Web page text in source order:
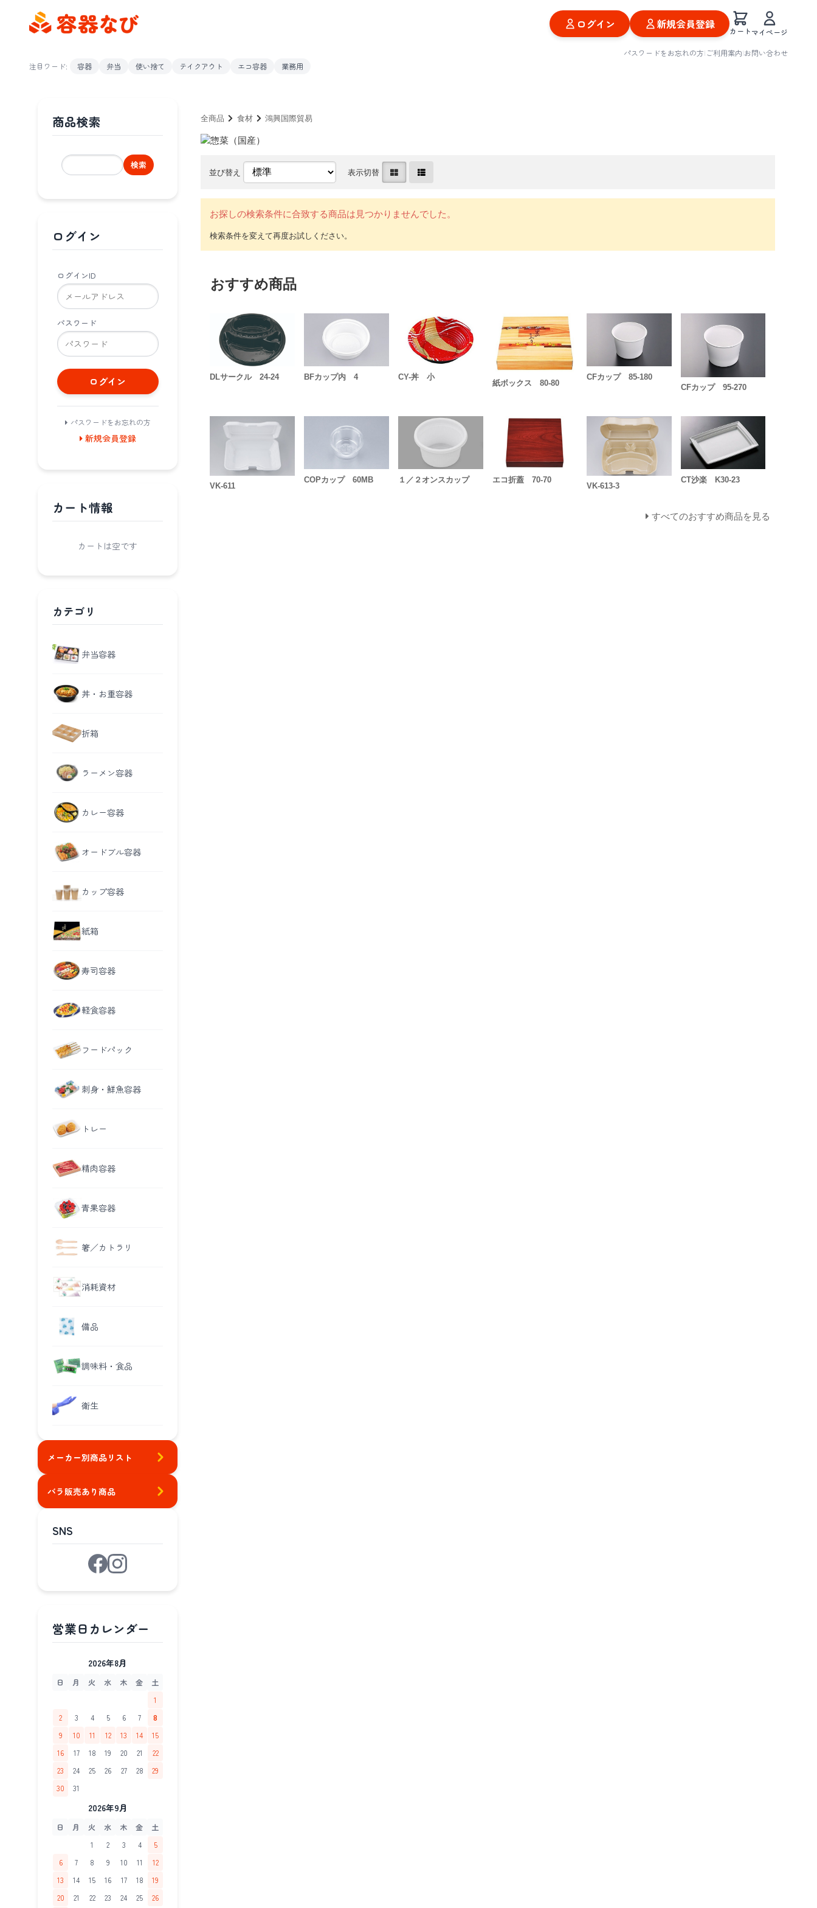
ログイン 新規会員登録 カートマイページ
パスワードをお忘れの方|ご利用案内|お問い合わせ
注目ワード:
容器 弁当 使い捨て テイクアウト エコ容器 業務用
全商品 食材 鴻興国際貿易
並び替え 表示切替
お探しの検索条件に合致する商品は見つかりませんでした。
おすすめ商品
DLサークル 24-24 BFカップ内 4 CY-丼 小
紙ボックス 80-80
CFカップ 85-180
CFカップ 95-270
VK-611
COPカップ 60MB １／２オンスカップ エコ折蓋 70-70
VK-613-3
CT沙楽 K30-23
すべてのおすすめ商品を見る
商品検索
検索
ログイン
ログインID
パスワード
ログイン
パスワードをお忘れの方
新規会員登録
カート情報
カートは空です
カテゴリ
弁当容器
丼・お重容器
折箱
ラーメン容器
カレー容器
オードブル容器
カップ容器
紙箱
寿司容器
軽食容器
フードパック
刺身・鮮魚容器
トレー
精肉容器
青果容器
箸／カトラリ
消耗資材
備品
調味料・食品
衛生
メーカー別商品リスト
バラ販売あり商品
SNS
2026年8月
日 月 火 水 木 金
土
1
2
3 4 5 6 7
8
9
10 11 12 13 14
15
16
17 18 19 20 21
22
23
24 25 26 27 28
29
30
31
2026年9月
日 月 火 水 木 金
土
1
2 3 4
5
6
7 8 9 10 11
12
13
14 15 16 17 18
19
20
21 22 23 24 25
26